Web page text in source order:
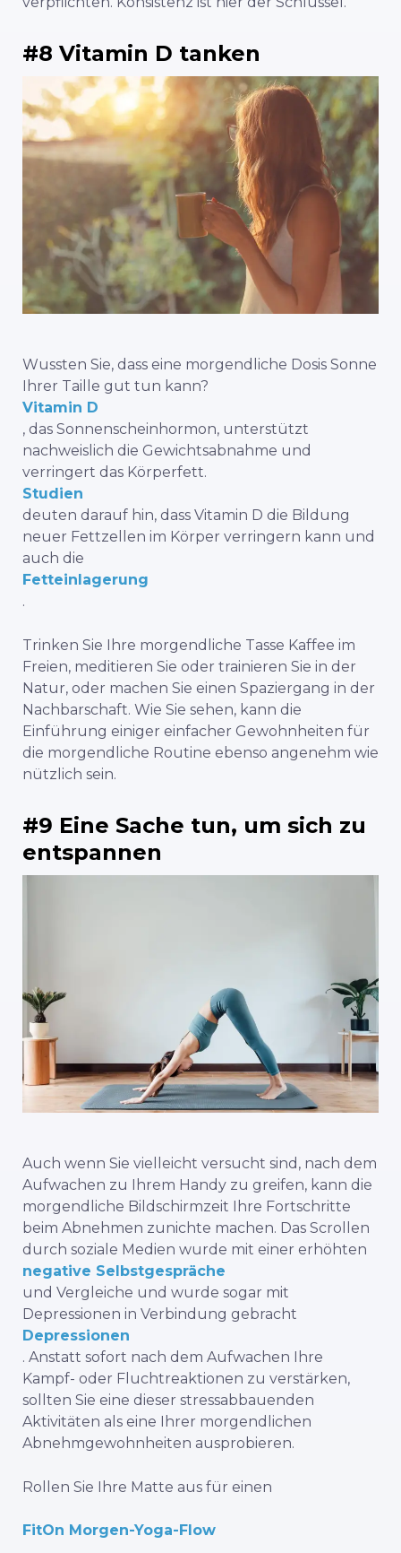
#8 Vitamin D tanken
Wussten Sie, dass eine morgendliche Dosis Sonne
Ihrer Taille gut tun kann?
Vitamin D
, das Sonnenscheinhormon, unterstützt
nachweislich die Gewichtsabnahme und
verringert das Körperfett.
Studien
deuten darauf hin, dass Vitamin D die Bildung
neuer Fettzellen im Körper verringern kann und
auch die
Fetteinlagerung
.
Trinken Sie Ihre morgendliche Tasse Kaffee im
Freien, meditieren Sie oder trainieren Sie in der
Natur, oder machen Sie einen Spaziergang in der
Nachbarschaft. Wie Sie sehen, kann die
Einführung einiger einfacher Gewohnheiten für
die morgendliche Routine ebenso angenehm wie
nützlich sein.
#9 Eine Sache tun, um sich zu
entspannen
Auch wenn Sie vielleicht versucht sind, nach dem
Aufwachen zu Ihrem Handy zu greifen, kann die
morgendliche Bildschirmzeit Ihre Fortschritte
beim Abnehmen zunichte machen. Das Scrollen
durch soziale Medien wurde mit einer erhöhten
negative Selbstgespräche
und Vergleiche und wurde sogar mit
Depressionen in Verbindung gebracht
Depressionen
. Anstatt sofort nach dem Aufwachen Ihre
Kampf- oder Fluchtreaktionen zu verstärken,
sollten Sie eine dieser stressabbauenden
Aktivitäten als eine Ihrer morgendlichen
Abnehmgewohnheiten ausprobieren.
Rollen Sie Ihre Matte aus für einen
FitOn Morgen-Yoga-Flow